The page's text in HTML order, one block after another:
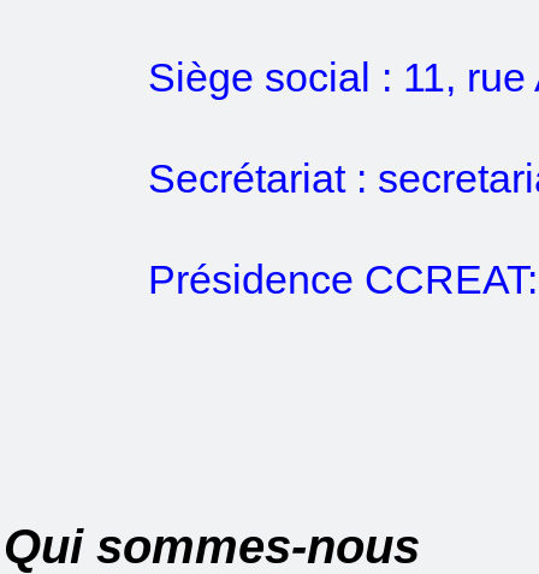
Siège social : 11,
Secrétariat :
Présidence
Qui sommes-nous